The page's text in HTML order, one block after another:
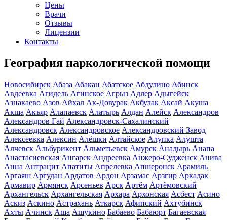
Цены
Врачи
Отзывы
Лицензии
Контакты
География наркологической помощи
Новосибирск Абаза Абакан Абатское Абдулино Абинск
Авдеевка Агидель Агинское Агрыз Адлер Адыгейск
Азнакаево Азов Айхал Ак-Довурак Акбулак Аксай Акуша
Акша Акъяр Алапаевск Алатырь Алдан Алейск Александров
Александров Гай Александровск-Сахалинский
Александровск Александровское Александровский Завод
Алексеевка Алексин Алёшки Алтайское Алупка Алушта
Алчевск Альбурикент Альметьевск Амурск Анадырь Анапа
Анастасиевская Ангарск Андреевка Анжеро-Судженск Анива
Анна Антрацит Апатиты Апрелевка Апшеронск Арамиль
Аргаяш Аргудан Ардатов Ардон Арзамас Арзгир Аркадак
Армавир Армянск Арсеньев Арск Артём Артёмовский
Архангельск Архангельская Архара Архонская Асбест Асино
Аскиз Аскино Астрахань Аткарск Афипский Ахтубинск
Ахты Ачинск Аша Ашукино Бабаево Бабаюрт Багаевская